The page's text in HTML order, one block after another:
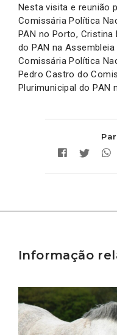
Nesta visita e reunião
Comissária Política
PAN no Porto, Cristina
do PAN na
Comissária Política
Pedro Castro do
Plurimunicipal do PAN
Informação